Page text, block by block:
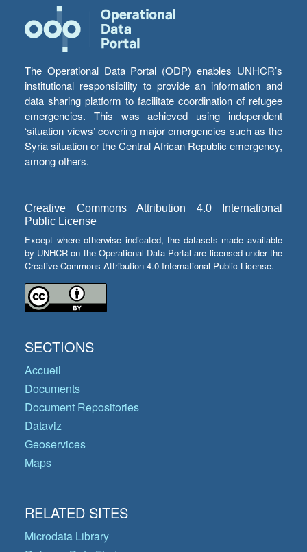
The Operational Data Portal (ODP) enables UNHCR’s
institutional responsibility to provide an information and
data sharing platform to facilitate coordination of refugee
emergencies. This was achieved using independent
‘situation views’ covering major emergencies such as the
Syria situation or the Central African Republic emergency,
among others.
Creative Commons Attribution 4.0 International
Public License
Except where otherwise indicated, the datasets made available
by UNHCR on the Operational Data Portal are licensed under the
Creative Commons Attribution 4.0 International Public License.
SECTIONS
Accueil
Documents
Document Repositories
Dataviz
Geoservices
Maps
RELATED SITES
Microdata Library